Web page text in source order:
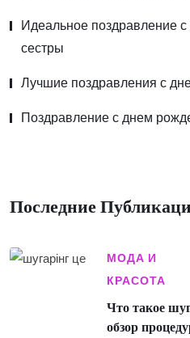
Идеальное поздравление
сестры
Лучшие поздравления с
Поздравление с днем
Последние
МОДА И
КРАСОТА
Что такое
обзор